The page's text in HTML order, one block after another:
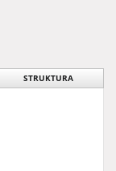
STRUKTURA